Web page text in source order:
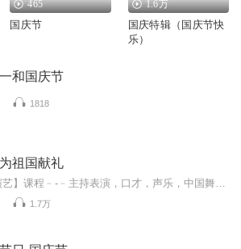
465
国庆节
1.6万
国庆特辑（国庆节快
乐）
和国庆节
1818
祖国献礼
1.7万